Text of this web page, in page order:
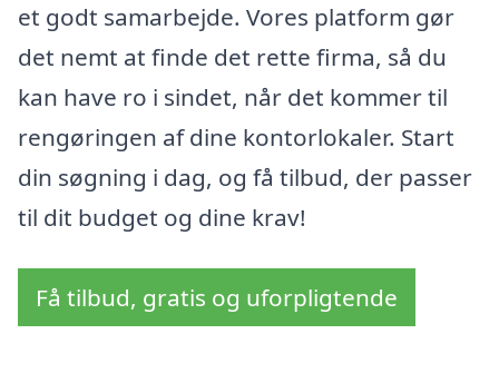
et godt samarbejde. Vores platform gør
det nemt at finde det rette firma, så du
kan have ro i sindet, når det kommer til
rengøringen af dine kontorlokaler. Start
din søgning i dag, og få tilbud, der passer
til dit budget og dine krav!
Få tilbud, gratis og uforpligtende